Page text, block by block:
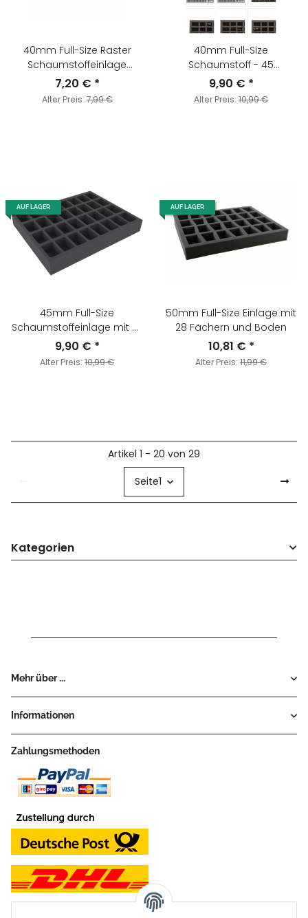
40mm Full-Size Raster
Schaumstoffeinlage
Selbstklebend
7,20 € *
Alter Preis:7,99 €
40mm Full-Size
Schaumstoff - 45
konischen Fächern/Boden
9,90 € *
Alter Preis: 10,99 €
AUF LAGER
45mm Full-Size
Schaumstoffeinlage mit 32
Fächern
9,90 € *
Alter Preis: 10,99 €
AUF LAGER
50mm Full-Size Einlage mit
28 Fächern und Boden
10,81 € *
Alter Preis: 11,99 €
Artikel 1 - 20 von 29
Seite1
Kategorien
Mehr über ...
Informationen
Zahlungsmethoden